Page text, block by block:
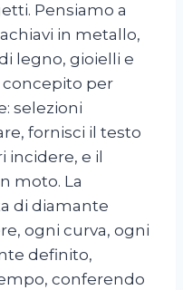
Pensiamo a
in metallo,
legno, gioielli e
concepito per
selezioni
fornisci il testo
incidere, e il
moto. La
di diamante
ogni curva, ogni
definito,
conferendo